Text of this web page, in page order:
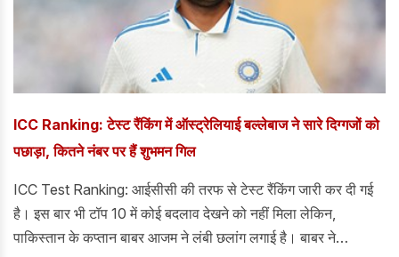
ICC Ranking: टेस्ट रैंकिंग में ऑस्ट्रेलियाई बल्लेबाज ने सारे दिग्गजों को
पछाड़ा, कितने नंबर पर हैं शुभमन गिल
ICC Test Ranking: आईसीसी की तरफ से टेस्ट रैंकिंग जारी कर दी गई
है। इस बार भी टॉप 10 में कोई बदलाव देखने को नहीं मिला लेकिन,
पाकिस्तान के कप्तान बाबर आजम ने लंबी छलांग लगाई है। बाबर ने